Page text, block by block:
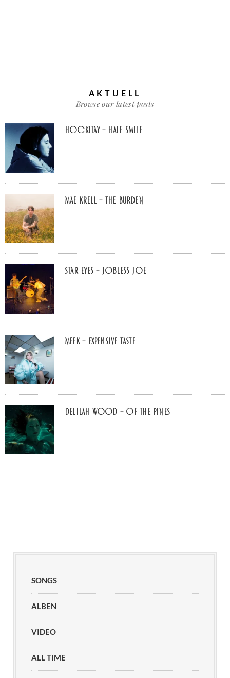
AKTUELL
Browse our latest posts
Hockitay – half smile
Mae Krell – the burden
Star Eyes – Jobless Joe
MEEK – Expensive Taste
Delilah Wood – of the pines
SONGS
ALBEN
VIDEO
ALL TIME